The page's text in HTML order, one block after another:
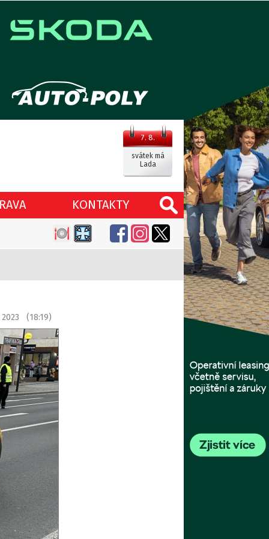
7. 8.
svátek má
Lada
KONTAKTY
(18:19)